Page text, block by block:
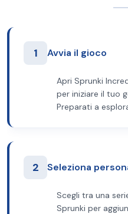
1 Avvia il gioco
Apri Sprunki
per iniziare il tuo
Preparati a
2 Seleziona
Scegli tra una
Sprunki per